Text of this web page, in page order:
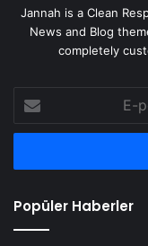
Jannah is a Clean
News and Blog
completely
posta
adresinizi
Popüler Haberler